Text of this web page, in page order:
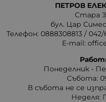
ПЕТРОВ
Стара
бул. Цар
Телефон: 0888308813 / 042/
E-mail:
Понеделник -
Събота:
В събота не се
Неделя: